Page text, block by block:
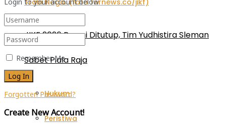
JIKF 2026 Resmi Ditutup, Tim Yudhistira Sleman
Sabet Piala Raja
Hukum
Peristiwa
Remember Me
Forgotten Password?
Create New Account!